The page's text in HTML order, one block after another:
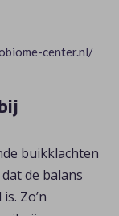
center.nl/
buikklachten
de balans
Zo’n